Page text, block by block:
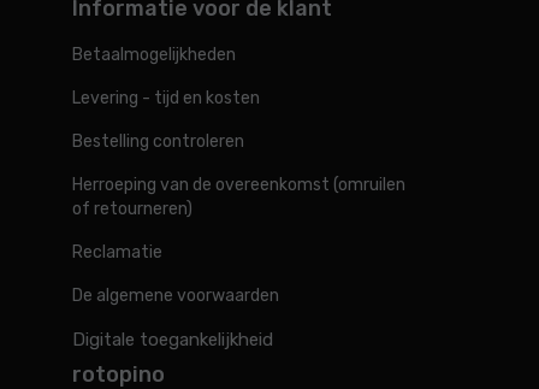
Informatie voor de klant
Betaalmogelijkheden
Levering - tijd en kosten
Bestelling controleren
Herroeping van de overeenkomst (omruilen
of retourneren)
Reclamatie
De algemene voorwaarden
Digitale toegankelijkheid
rotopino